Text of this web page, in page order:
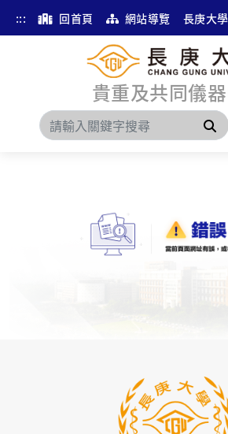
::: 回首頁 網站導覽 長庚大
貴重及共同儀